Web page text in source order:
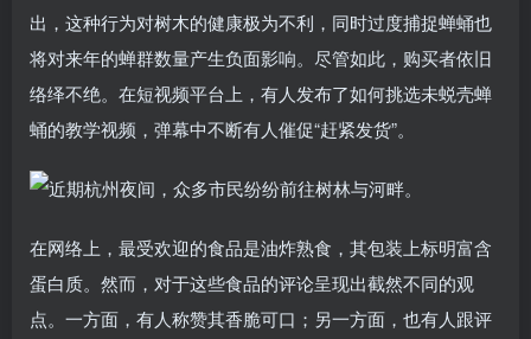
出，这种行为对树木的健康极为不利，同时过度捕捉蝉蛹也
将对来年的蝉群数量产生负面影响。尽管如此，购买者依旧
络绎不绝。在短视频平台上，有人发布了如何挑选未蜕壳蝉
蛹的教学视频，弹幕中不断有人催促“赶紧发货”。
在网络上，最受欢迎的食品是油炸熟食，其包装上标明富含
蛋白质。然而，对于这些食品的评论呈现出截然不同的观
点。一方面，有人称赞其香脆可口；另一方面，也有人跟评